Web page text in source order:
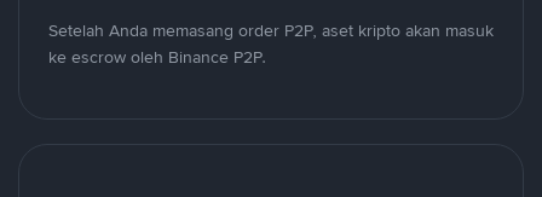
Setelah Anda memasang order P2P, aset kripto akan masuk
ke escrow oleh Binance P2P.